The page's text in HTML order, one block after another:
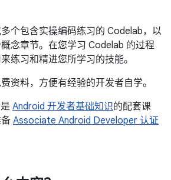
个包含实操编码练习的 Codelab，以
念章节。在您学习 Codelab 的过程
练习和精进您所学习的技能。
资料，方便有经验的开发者自学。
Android 开发者基础知识的配套课
Associate Android Developer 认证